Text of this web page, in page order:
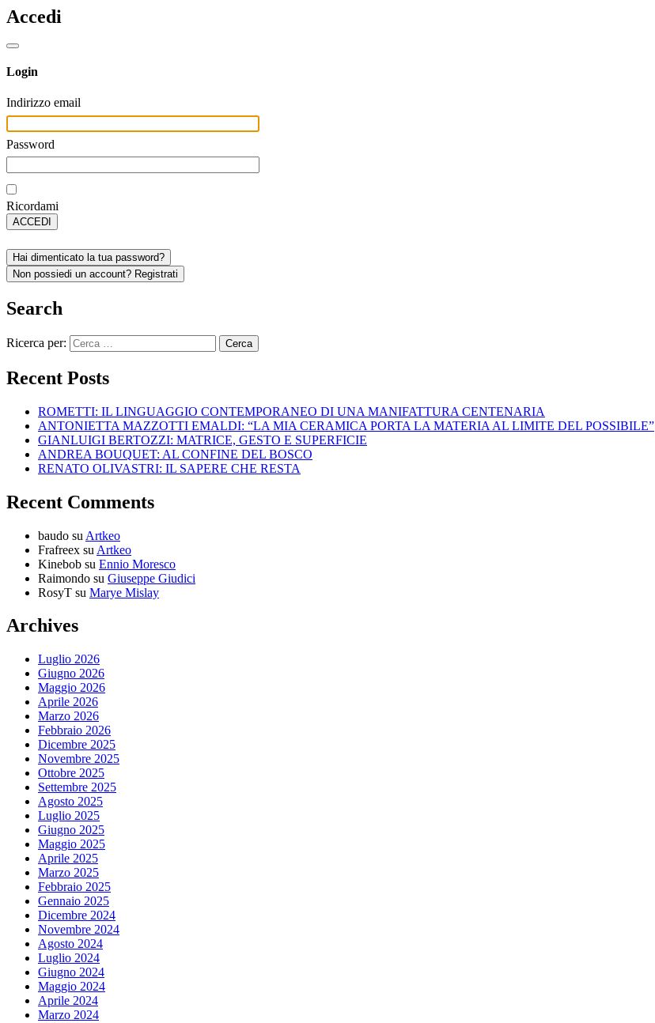
Accedi
Login
Indirizzo email
Password
Ricordami
ACCEDI
Hai dimenticato la tua password?
Non possiedi un account? Registrati
Search
Ricerca per:
Recent Posts
ROMETTI: IL LINGUAGGIO CONTEMPORANEO DI UNA MANIFATTURA CENTENARIA
ANTONIETTA MAZZOTTI EMALDI: “LA MIA CERAMICA PORTA LA MATERIA AL LIMITE DEL POSSIBILE”
GIANLUIGI BERTOZZI: MATRICE, GESTO E SUPERFICIE
ANDREA BOUQUET: AL CONFINE DEL BOSCO
RENATO OLIVASTRI: IL SAPERE CHE RESTA
Recent Comments
baudo su Artkeo
Frafreex su Artkeo
Kinebob su Ennio Moresco
Raimondo su Giuseppe Giudici
RosyT su Marye Mislay
Archives
Luglio 2026
Giugno 2026
Maggio 2026
Aprile 2026
Marzo 2026
Febbraio 2026
Dicembre 2025
Novembre 2025
Ottobre 2025
Settembre 2025
Agosto 2025
Luglio 2025
Giugno 2025
Maggio 2025
Aprile 2025
Marzo 2025
Febbraio 2025
Gennaio 2025
Dicembre 2024
Novembre 2024
Agosto 2024
Luglio 2024
Giugno 2024
Maggio 2024
Aprile 2024
Marzo 2024